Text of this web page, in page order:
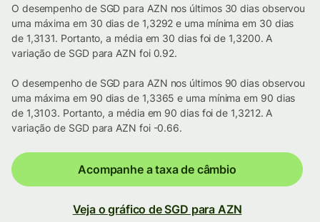
O desempenho de SGD para AZN nos últimos 30 dias observou
uma máxima em 30 dias de 1,3292 e uma mínima em 30 dias
de 1,3131. Portanto, a média em 30 dias foi de 1,3200. A
variação de SGD para AZN foi 0.92.
O desempenho de SGD para AZN nos últimos 90 dias observou
uma máxima em 90 dias de 1,3365 e uma mínima em 90 dias
de 1,3103. Portanto, a média em 90 dias foi de 1,3212. A
variação de SGD para AZN foi -0.66.
Acompanhe a taxa de câmbio
Veja o gráfico de SGD para AZN